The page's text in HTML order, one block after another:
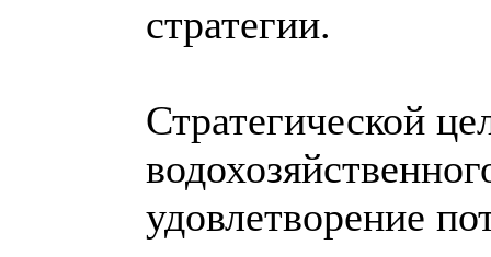
стратегии.
Стратегической
удовлетворение